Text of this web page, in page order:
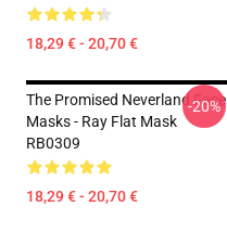
18,29 € - 20,70 €
The Promised Neverland Face
Masks - Ray Flat Mask
RB0309
18,29 € - 20,70 €
-20%